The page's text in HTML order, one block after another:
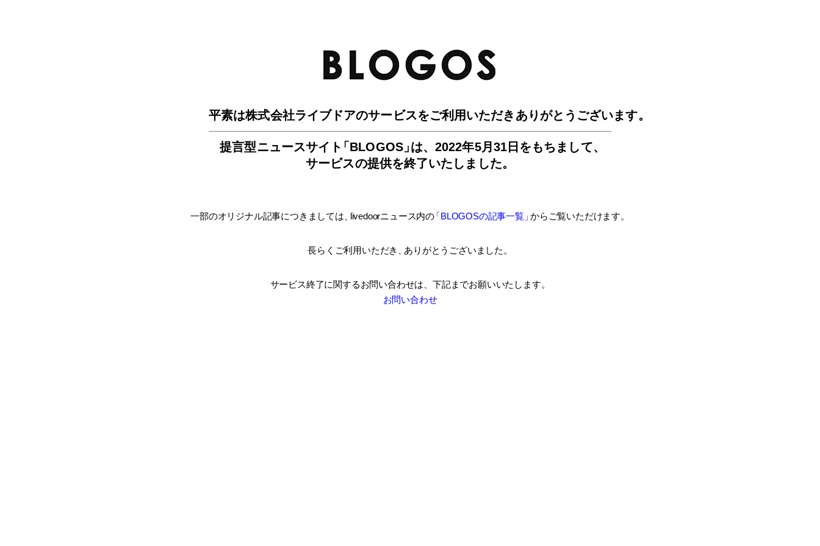
平素は株式会社ライブドアのサービスをご利用いただきありがとうございます。
提言型ニュースサイ ト「BLOGOS」は、2022年5月31日をもちまして、
サービスの提供を終了いたしました。
一部のオリジナル記事につきましては livedoorニュース内の「BLOGOSの記事一覧」 からご覧いただけます。
長らくご利用いただき ありがとうございました。
サービス終了に関するお問い合わせは、 下記までお願いいたします。
お問い合わせ